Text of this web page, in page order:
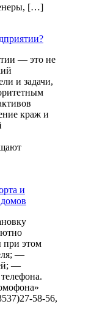
[…]
— это не
и задачи,
краж и
и
этом
—
—
58-56,